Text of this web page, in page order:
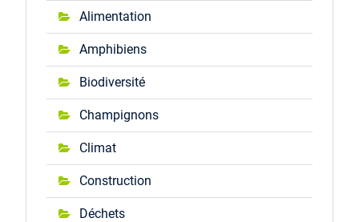
Alimentation
Amphibiens
Biodiversité
Champignons
Climat
Construction
Déchets